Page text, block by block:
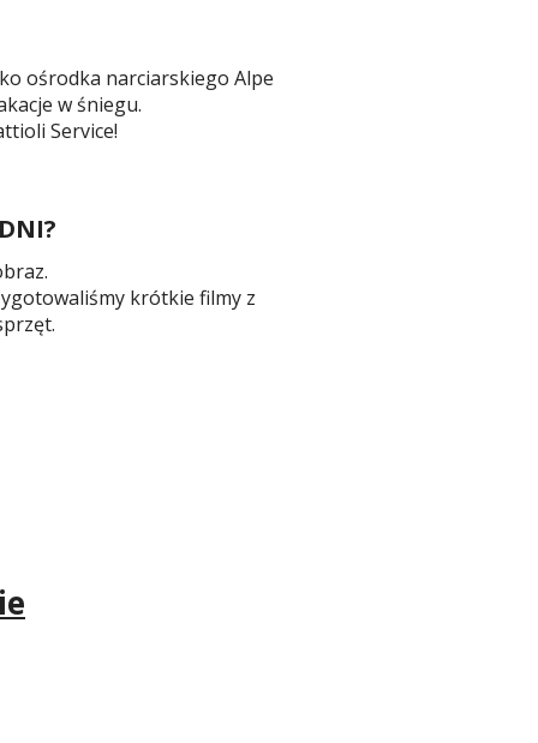
ośrodka narciarskiego Alpe
w śniegu.
Service!
krótkie filmy z